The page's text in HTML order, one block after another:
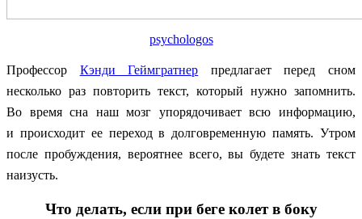
psychologos
Профессор Кэнди Геймгратнер предлагает перед сном
несколько раз повторить текст, который нужно запомнить.
Во время сна наш мозг упорядочивает всю информацию,
и происходит ее переход в долговременную память. Утром
после пробуждения, вероятнее всего, вы будете знать текст
наизусть.
Что делать, если при беге колет в боку